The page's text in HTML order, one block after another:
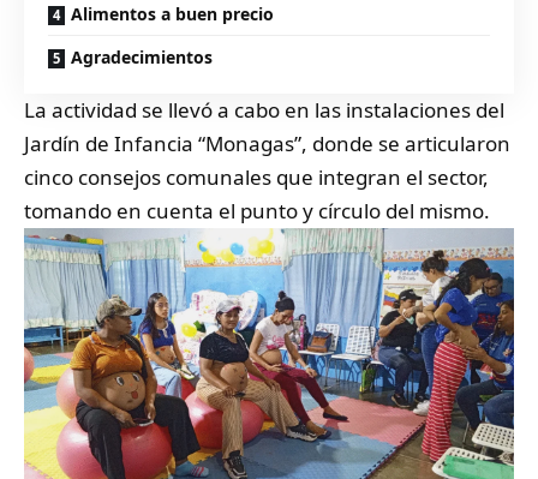
Alimentos a buen precio
Agradecimientos
La actividad se llevó a cabo en las instalaciones del
Jardín de Infancia “Monagas”, donde se articularon
cinco consejos comunales que integran el sector,
tomando en cuenta el punto y círculo del mismo.